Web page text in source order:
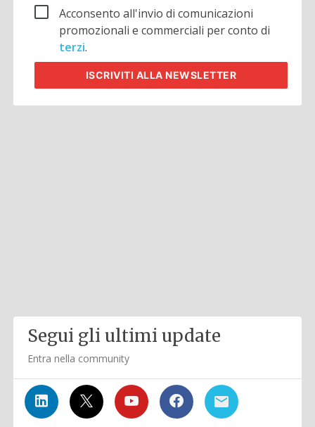
Acconsento all'invio di comunicazioni
promozionali e commerciali per conto di
terzi.
ISCRIVITI ALLA NEWSLETTER
Segui gli ultimi update
Entra nella community